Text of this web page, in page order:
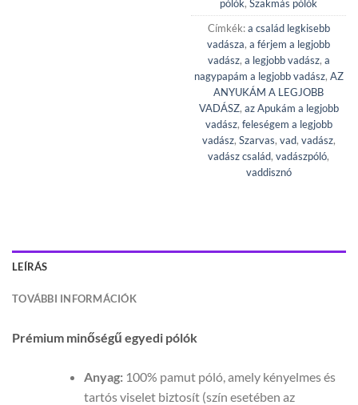
pólók, Szakmás pólók
Címkék:a család legkisebb
vadásza, a férjem a legjobb
vadász, a legjobb vadász, a
nagypapám a legjobb vadász, AZ
ANYUKÁM A LEGJOBB
VADÁSZ, az Apukám a legjobb
vadász, feleségem a legjobb
vadász, Szarvas, vad, vadász,
vadász család, vadászpóló,
vaddisznó
LEÍRÁS
TOVÁBBI INFORMÁCIÓK
Prémium minőségű egyedi pólók
Anyag:100% pamut póló, amely kényelmes és
tartós viselet biztosít (szín esetében az